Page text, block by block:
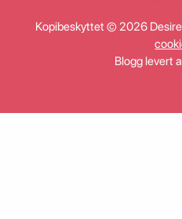
Kopibeskyttet © 2026
Blogg levert